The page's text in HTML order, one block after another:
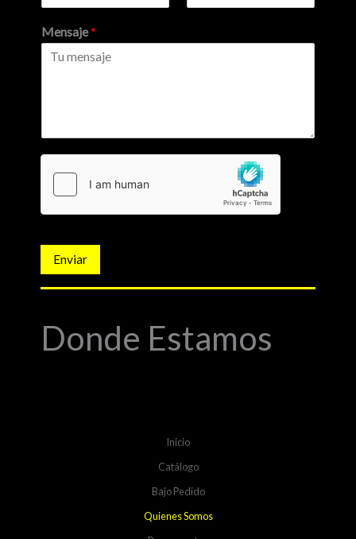
e
i
Mensaje*
Enviar
Donde Estamos
Inicio
Catálogo
Bajo Pedido
Quienes Somos